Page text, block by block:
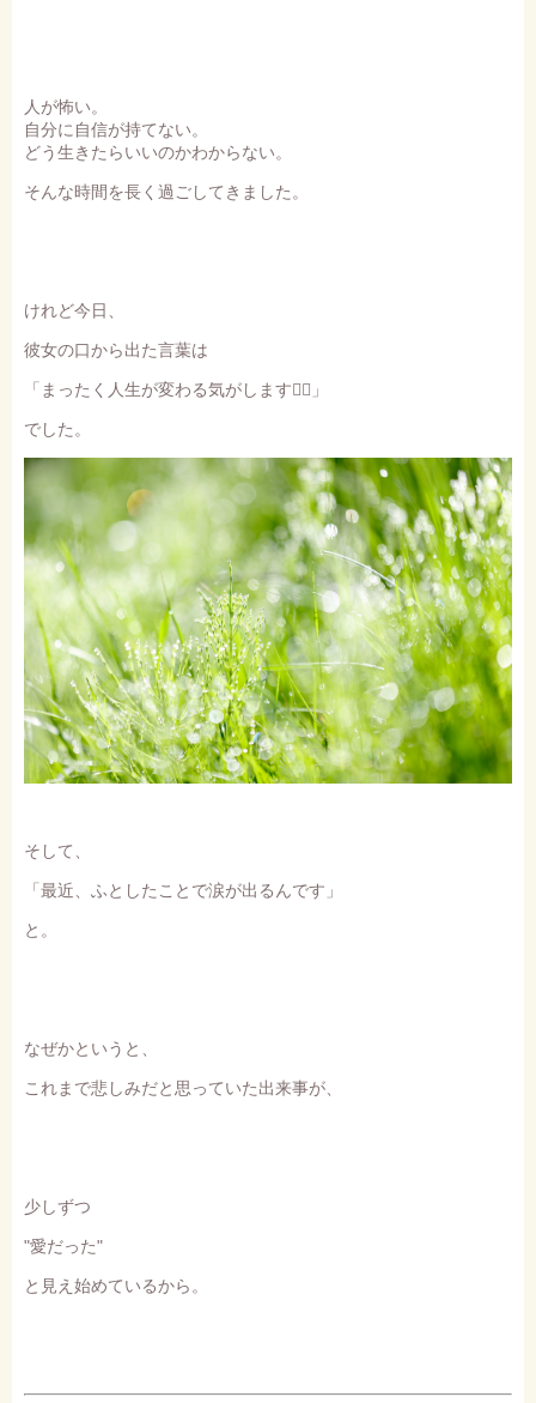
人が怖い。
自分に自信が持てない。
どう生きたらいいのかわからない。
そんな時間を長く過ごしてきました。
けれど今日、
彼女の口から出た言葉は
「まったく人生が変わる気がします❤️‍🔥」
でした。
そして、
「最近、ふとしたことで涙が出るんです」
と。
なぜかというと、
これまで悲しみだと思っていた出来事が、
少しずつ
"愛だった"
と見え始めているから。